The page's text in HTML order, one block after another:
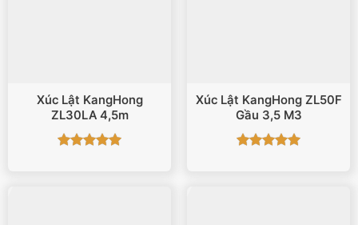
Xúc Lật KangHong
ZL30LA 4,5m
Xúc Lật KangHong ZL50F
Gầu 3,5 M3